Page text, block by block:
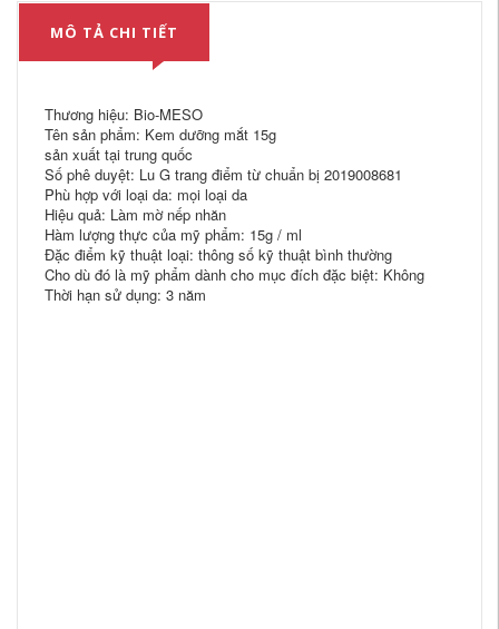
MÔ TẢ CHI TIẾT
Thương hiệu: Bio-MESO
Tên sản phẩm: Kem dưỡng mắt 15g
sản xuất tại trung quốc
Số phê duyệt: Lu G trang điểm từ chuẩn bị 2019008681
Phù hợp với loại da: mọi loại da
Hiệu quả: Làm mờ nếp nhăn
Hàm lượng thực của mỹ phẩm: 15g / ml
Đặc điểm kỹ thuật loại: thông số kỹ thuật bình thường
Cho dù đó là mỹ phẩm dành cho mục đích đặc biệt: Không
Thời hạn sử dụng: 3 năm